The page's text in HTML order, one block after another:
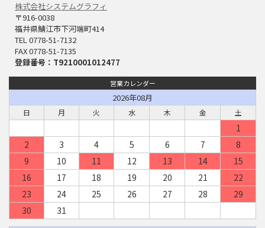
株式会社システムグラフィ
〒916-0038
福井県鯖江市下河端町414
TEL 0778-51-7132
FAX 0778-51-7135
登録番号：T9210001012477
営業カレンダー
2026年08月
日 月 火 水 木 金 土
1
2
3 4 5 6 7
8
9
10 11 12 13 14
15
16
17 18 19 20 21
22
23
24 25 26 27 28
29
30
31